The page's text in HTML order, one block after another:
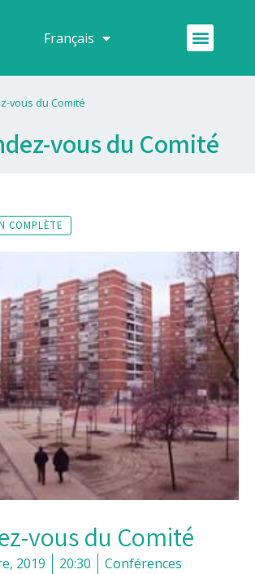
Français
Español Menu
vous du Comité
vous du Comité
COMPLÈTE
vous du Comité
2019 20:30 Conférences